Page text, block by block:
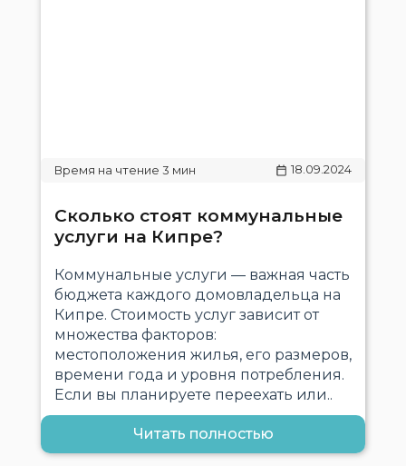
18.09.2024
Сколько стоят коммунальные
услуги на Кипре?
Коммунальные услуги — важная часть
бюджета каждого домовладельца на
Кипре. Стоимость услуг зависит от
множества факторов:
местоположения жилья, его размеров,
времени года и уровня потребления.
Если вы планируете переехать или..
Читать полностью